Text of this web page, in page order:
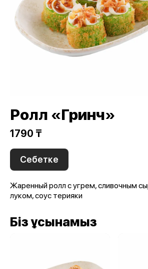
Ролл «Гринч»
1790 ₸
Себетке
Жаренный ролл с угрем, сливочным
луком, соус терияки
Біз ұсынамыз